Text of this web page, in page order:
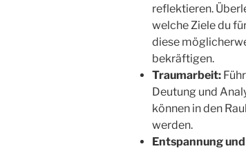
reflektieren.
welche Ziele du
diese
bekräftigen.
Traumarbeit:
Deutung und
können in den
werden.
Entspannung